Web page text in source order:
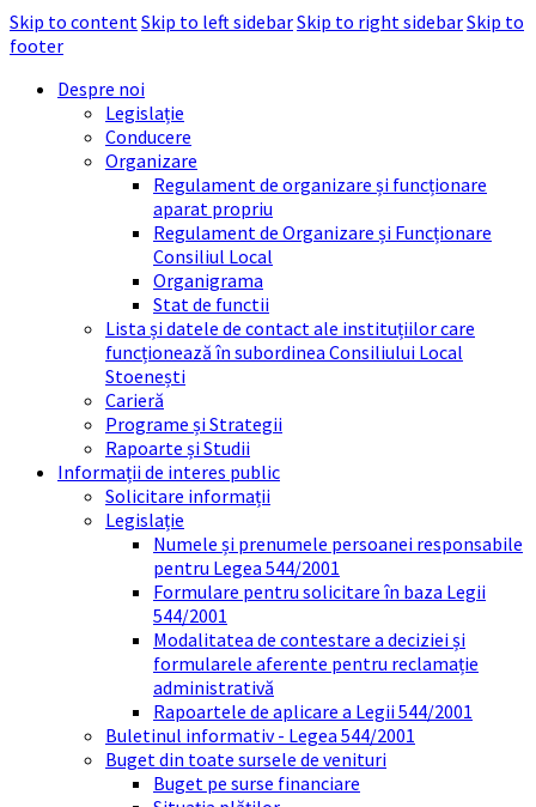
Skip to contentSkip to left sidebarSkip to right sidebarSkip to
footer
Despre noi
Legislație
Conducere
Organizare
Regulament de organizare și funcționare
aparat propriu
Regulament de Organizare și Funcționare
Consiliul Local
Organigrama
Stat de functii
Lista și datele de contact ale instituțiilor care
funcționează în subordinea Consiliului Local
Stoenești
Carieră
Programe și Strategii
Rapoarte și Studii
Informații de interes public
Solicitare informații
Legislație
Numele și prenumele persoanei responsabile
pentru Legea 544/2001
Formulare pentru solicitare în baza Legii
544/2001
Modalitatea de contestare a deciziei și
formularele aferente pentru reclamație
administrativă
Rapoartele de aplicare a Legii 544/2001
Buletinul informativ - Legea 544/2001
Buget din toate sursele de venituri
Buget pe surse financiare